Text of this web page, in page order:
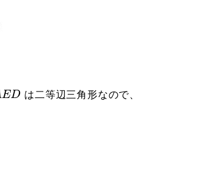
ED
ED
は二等辺三角形なので、